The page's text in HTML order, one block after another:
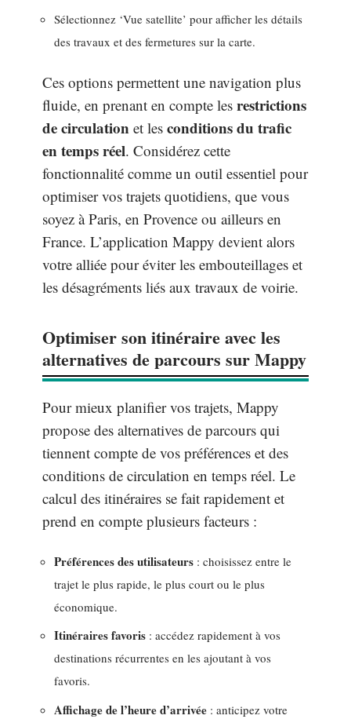
Sélectionnez ‘Vue satellite’ pour afficher les détails
des travaux et des fermetures sur la carte.
Ces options permettent une navigation plus
fluide, en prenant en compte les restrictions
de circulation et les conditions du trafic
en temps réel. Considérez cette
fonctionnalité comme un outil essentiel pour
optimiser vos trajets quotidiens, que vous
soyez à Paris, en Provence ou ailleurs en
France. L’application Mappy devient alors
votre alliée pour éviter les embouteillages et
les désagréments liés aux travaux de voirie.
Optimiser son itinéraire avec les
alternatives de parcours sur Mappy
Pour mieux planifier vos trajets, Mappy
propose des alternatives de parcours qui
tiennent compte de vos préférences et des
conditions de circulation en temps réel. Le
calcul des itinéraires se fait rapidement et
prend en compte plusieurs facteurs :
Préférences des utilisateurs : choisissez entre le
trajet le plus rapide, le plus court ou le plus
économique.
Itinéraires favoris : accédez rapidement à vos
destinations récurrentes en les ajoutant à vos
favoris.
Affichage de l’heure d’arrivée : anticipez votre